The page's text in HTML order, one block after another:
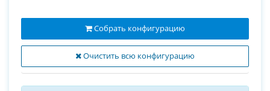
Очистить всю конфигурацию
Собрать конфигурацию